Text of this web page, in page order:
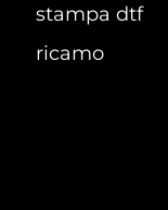
stampa dtf
ricamo